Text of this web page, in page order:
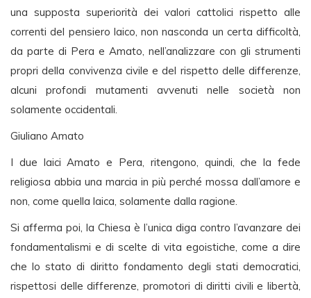
una supposta superiorità dei valori cattolici rispetto alle
correnti del pensiero laico, non nasconda un certa difficoltà,
da parte di Pera e Amato, nell’analizzare con gli strumenti
propri della convivenza civile e del rispetto delle differenze,
alcuni profondi mutamenti avvenuti nelle società non
solamente occidentali.
Giuliano Amato
I due laici Amato e Pera, ritengono, quindi, che la fede
religiosa abbia una marcia in più perché mossa dall’amore e
non, come quella laica, solamente dalla ragione.
Si afferma poi, la Chiesa è l’unica diga contro l’avanzare dei
fondamentalismi e di scelte di vita egoistiche, come a dire
che lo stato di diritto fondamento degli stati democratici,
rispettosi delle differenze, promotori di diritti civili e libertà,